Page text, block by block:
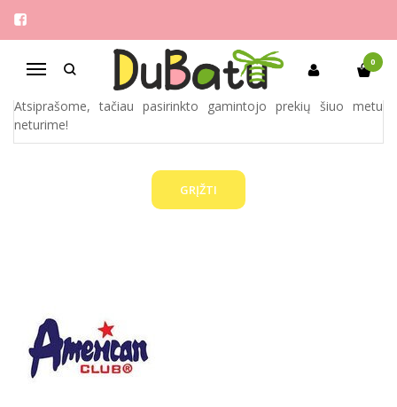
Navigacija
0
AMERICAN CLUB
Pagrindinis Pirkite pagal gamintoją American Club
Atsiprašome, tačiau pasirinkto gamintojo prekių šiuo metu
neturime!
GRĮŽTI